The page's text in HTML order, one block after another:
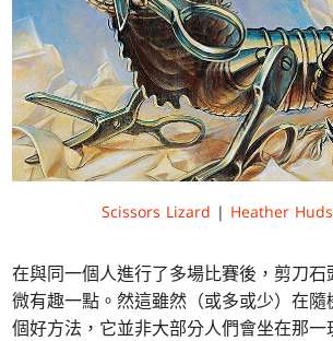
Scissors Lizard | Heather
在與同一個人進行了多場比賽後，剪刀石
微有趣一點。然這雖然（或多或少）在隨
個好方法，它並非大部分人們會坐在那